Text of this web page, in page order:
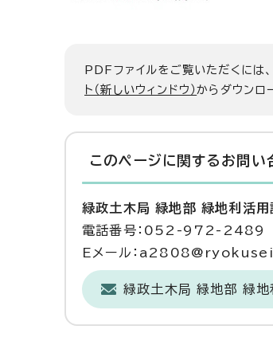
PDFファイルをご覧いただくには
ト（新しいウィンドウ）からダウンロ
このページに関する お問い
緑政土木局 緑地部 緑地利活用
電話番号：052-972-2489
Eメール：
緑政土木局 緑地部 緑